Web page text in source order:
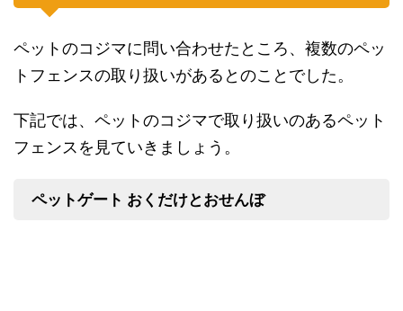
ペットのコジマに問い合わせたところ、複数のペッ
トフェンスの取り扱いがあるとのことでした。
下記では、ペットのコジマで取り扱いのあるペット
フェンスを見ていきましょう。
ペットゲート おくだけとおせんぼ